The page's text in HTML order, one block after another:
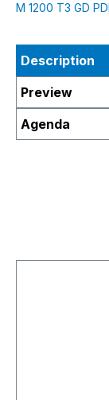
M 1200 T3 GD
Description
Preview
Agenda